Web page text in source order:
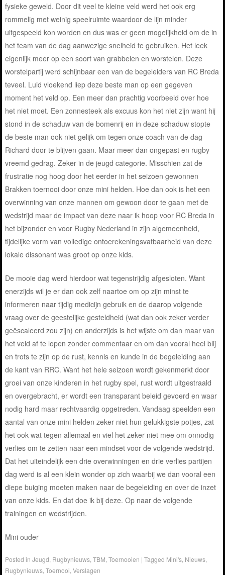
fysieke geweld. Door dit veel te kleine veld werd het ook erg
rommelig met weinig speelruimte waardoor de lijn minder
uitgespeeld kon worden en dus was er geen mogelijkheid om de in
het team van de dag aanwezige snelheid te gebruiken. Het leek
eigenlijk meer op een soort van grabbelen en worstelen. Deze
worstelpartij werd schijnbaar een van de begeleiders van RC Breda
teveel. Luid vloekend liep deze beste man op een gegeven
moment het veld op. Een meer dan prachtig voorbeeld over hoe
het niet moet. Een zonnesteek als excuus kon het niet zijn want hij
stond in de schaduw van de bomenrij en in deze schaduw stopte
de beste man ook niet gelijk om tegen onze coach van de dag
Richard door te blijven gaan. Maar meer dan ongepast en rugby
vreemd gedrag. Zeker in de jeugd categorie. Misschien zat de
frustratie nog hoog door het eerder in het seizoen gewonnen
Brakken toernooi door onze mini helden. Hoe dan ook is het een
overwinning van onze mannen om gewoon door te gaan met de
wedstrijd maar de impact van deze naar ik hoop voor RC Breda in
het bijzonder en voor Rugby Nederland in zijn algemeenheid,
tijdelijke vorm van volledige ontoerekeningsvatbaarheid van deze
lokale dissonant was groot op onze kids.
De mooie dag werd hierdoor wat tegenstrijdig afgesloten. Want
enerzijds wil je er dan ook zelf naartoe om op zijn minst te
informeren naar tijdig medicijn gebruik en de daarop volgende
vraag over de geestelijke gesteldheid (wat dan ook zeker verder
geëscaleerd zou zijn) en anderzijds is het wijste om dan maar van
het veld af te lopen zonder commentaar en om dan vooral heel blij
en trots te zijn op de rust, kennis en kunde in de begeleiding aan
de kant van RRC. Want het hele seizoen wordt gekenmerkt door
groei van onze kinderen in het rugby spel, rust wordt uitgestraald
en overgebracht, er wordt een transparant beleid gevoerd en waar
nodig hard maar rechtvaardig opgetreden. Vandaag speelden een
aantal van onze mini helden zeker niet hun gelukkigste potjes, zat
het ook wat tegen allemaal en viel het zeker niet mee om onnodig
verlies om te zetten naar een mindset voor de volgende wedstrijd.
Dat het uiteindelijk een drie overwinningen en drie verlies partijen
dag werd is al een klein wonder op zich waarbij we dan vooral een
diepe buiging moeten maken naar de begeleiding en over de inzet
van onze kids. En dat doe ik bij deze. Op naar de volgende
trainingen en wedstrijden.
Mini ouder
Posted inJeugd Rugbynieuws ,TBM ,Toernooien |Tagged Mini's Nieuws
Rugbynieuws ,Toernooi ,Verslagen